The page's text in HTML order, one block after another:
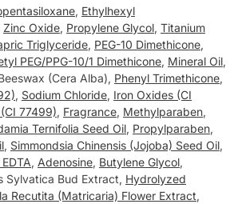
, Ethylhexyl
Zinc Oxide, Propylene Glycol, Titanium
Triglyceride, PEG-10 Dimethicone,
PEG/PPG-10/1 Dimethicone, Mineral Oil,
(Cera Alba), Phenyl Trimethicone,
, Sodium Chloride, Iron Oxides (CI
77499), Fragrance, Methylparaben,
Ternifolia Seed Oil, Propylparaben,
, Simmondsia Chinensis (Jojoba) Seed Oil,
, Adenosine, Butylene Glycol,
Sylvatica Bud Extract, Hydrolyzed
Recutita (Matricaria) Flower Extract,